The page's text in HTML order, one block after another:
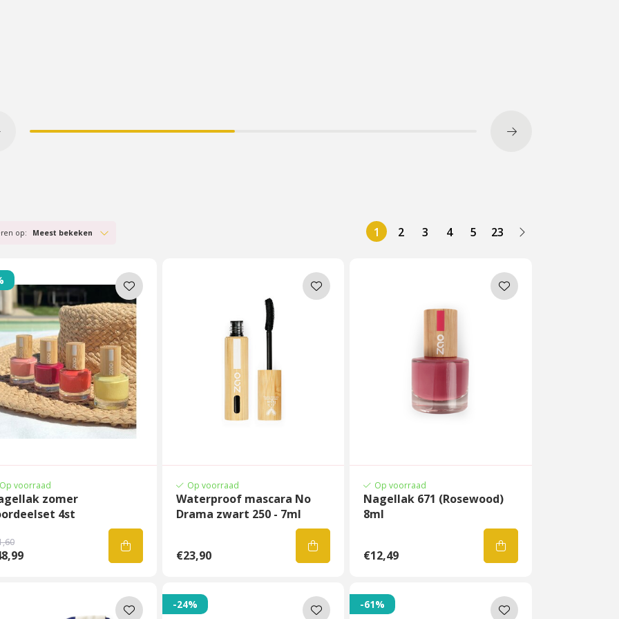
op: Meest bekeken 1 2 3 4 5 23
Op voorraad
zomer
4st
Op voorraad
Waterproof mascara No
Drama zwart 250 - 7ml
€23,90
Op voorraad
Nagellak 671 (Rosewood)
8ml
€12,49
-24% -61%